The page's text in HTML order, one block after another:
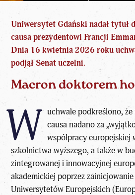
Uniwersytet Gdański nadał tytuł
causa prezydentowi Francji
Dnia 16 kwietnia 2026 roku
podjął Senat uczelni.
Macron doktorem
W uchwale podkreślono,
causa nadano za
współpracy europejskiej
szkolnictwa wyższego, a także w
zintegrowanej i innowacyjnej
akademickiej poprzez
Uniwersytetów Europejskich